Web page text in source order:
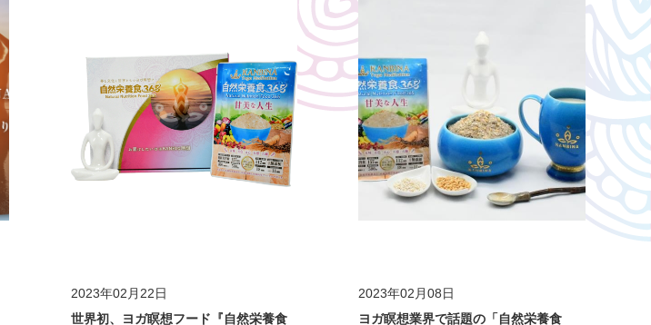
2023年02月22日
世界初、ヨガ瞑想フード『自然栄養食
2023年02月08日
ヨガ瞑想業界で話題の「自然栄養食